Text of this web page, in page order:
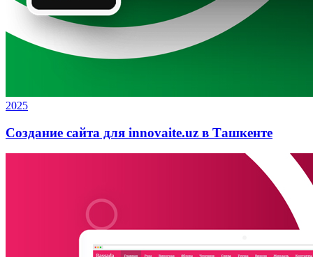
2025
Создание сайта для innovaite.uz в Ташкенте